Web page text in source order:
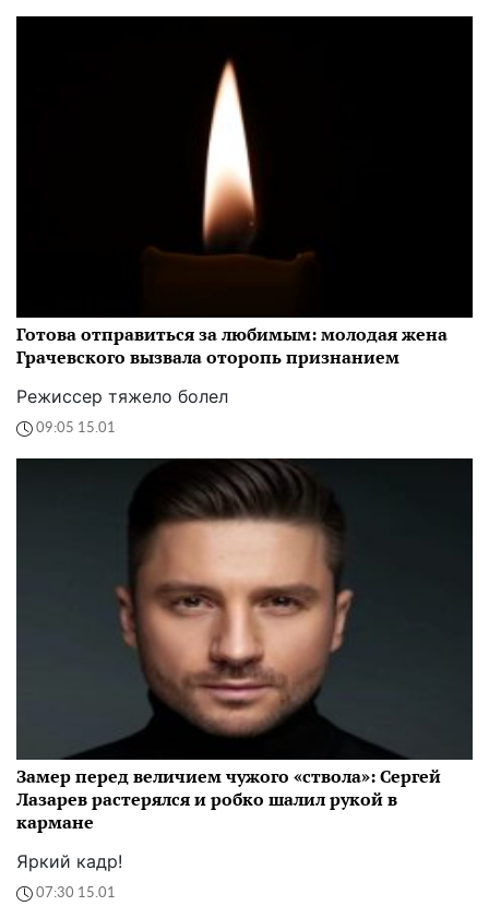
Готова отправиться за любимым: молодая жена
Грачевского вызвала оторопь признанием
Режиссер тяжело болел
09:05 15.01
Замер перед величием чужого «ствола»: Сергей
Лазарев растерялся и робко шалил рукой в
кармане
Яркий кадр!
07:30 15.01